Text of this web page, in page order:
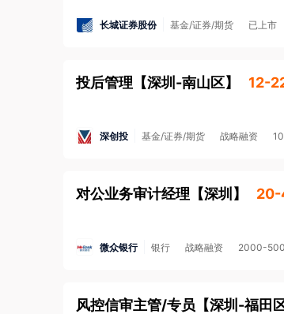
长城证券股份 基金/证券/期货 已上市
投后管理 【深圳-南山区】 12-
深创投 基金/证券/期货 战略融资
对公业务审计经理 【深圳 】 20-
微众银行 银行 战略融资 2000-
风控信审主管/专员 【深圳-福田